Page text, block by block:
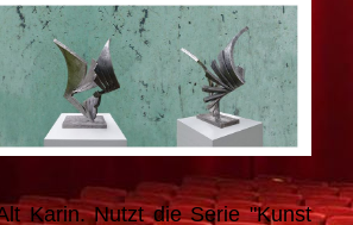
Karin. Nutzt die Serie "Kunst